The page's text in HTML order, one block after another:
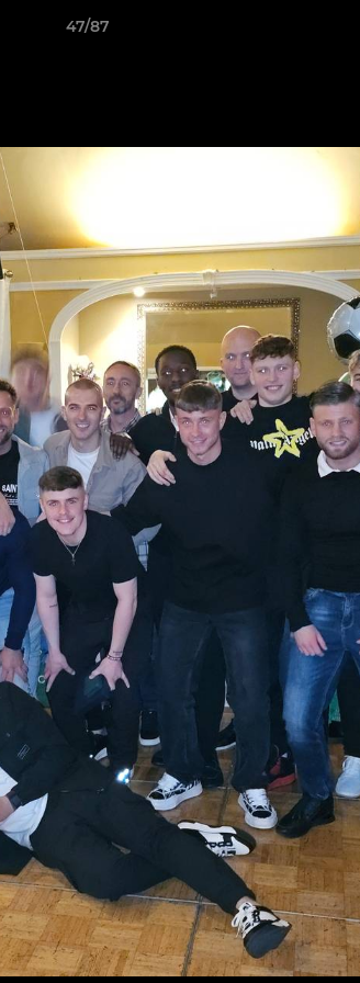
47/87